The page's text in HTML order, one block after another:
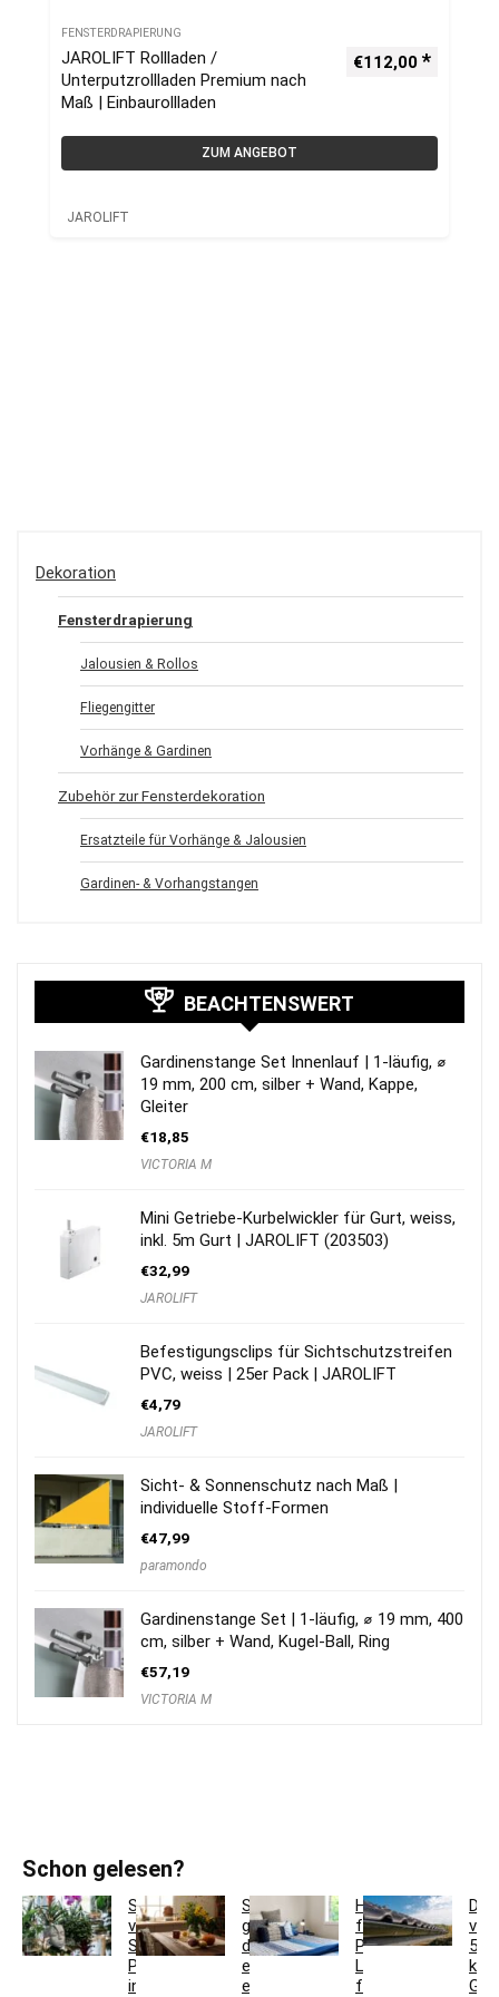
FENSTERDRAPIERUNG
JAROLIFT Rollladen /
Unterputzrollladen Premium nach
Maß | Einbaurollladen
€112,00
ZUM ANGEBOT
JAROLIFT
Dekoration
Fensterdrapierung
Jalousien & Rollos
Fliegengitter
Vorhänge & Gardinen
Zubehör zur Fensterdekoration
Ersatzteile für Vorhänge & Jalousien
Gardinen- & Vorhangstangen
BEACHTENSWERT
Gardinenstange Set Innenlauf | 1-läufig, ⌀
19 mm, 200 cm, silber + Wand, Kappe,
Gleiter
€18,85
VICTORIA M
Mini Getriebe-Kurbelwickler für Gurt, weiss,
inkl. 5m Gurt | JAROLIFT (203503)
€32,99
JAROLIFT
Befestigungsclips für Sichtschutzstreifen
PVC, weiss | 25er Pack | JAROLIFT
€4,79
JAROLIFT
Sicht- & Sonnenschutz nach Maß |
individuelle Stoff-Formen
€47,99
paramondo
Gardinenstange Set | 1-läufig, ⌀ 19 mm, 400
cm, silber + Wand, Kugel-Ball, Ring
€57,19
VICTORIA M
Schon gelesen?
So
verwandeln
Sie
Pflanzgefäße
in
So
gestaltest
du
ein
einladendes
Hotelbettwäsche
für
Privatkunden:
Luxus
für
5